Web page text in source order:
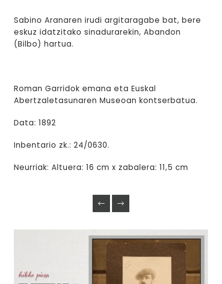
Sabino Aranaren irudi argitaragabe bat, bere
eskuz idatzitako sinadurarekin, Abandon
(Bilbo) hartua.
Roman Garridok emana eta Euskal
Abertzaletasunaren Museoan kontserbatua.
Data: 1892
Inbentario zk.: 24/0630.
Neurriak: Altuera: 16 cm x zabalera: 11,5 cm